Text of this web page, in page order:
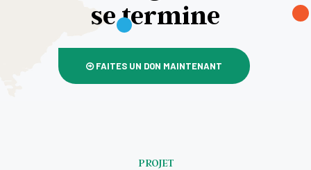
se termine
FAITES UN DON MAINTENANT
PROJET